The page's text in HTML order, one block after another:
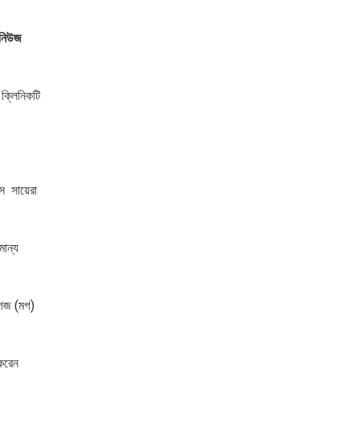
সায়েরা
গজ (মগ)